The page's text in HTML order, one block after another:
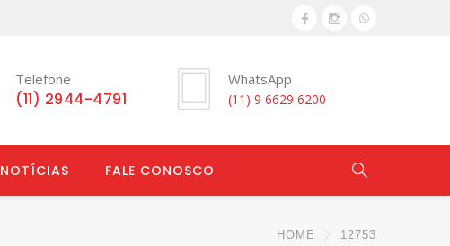
Telefone
(11) 2944-4791
WhatsApp
(11) 9 6629 6200
NOTÍCIAS FALE CONOSCO
HOME 12753